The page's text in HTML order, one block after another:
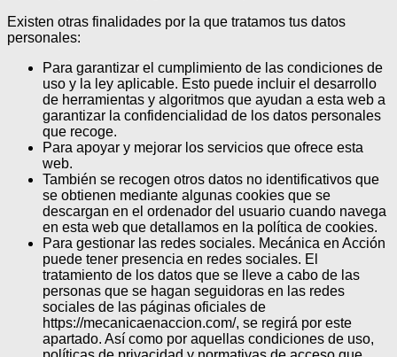
Existen otras finalidades por la que tratamos tus datos
personales:
Para garantizar el cumplimiento de las condiciones de
uso y la ley aplicable. Esto puede incluir el desarrollo
de herramientas y algoritmos que ayudan a esta web a
garantizar la confidencialidad de los datos personales
que recoge.
Para apoyar y mejorar los servicios que ofrece esta
web.
También se recogen otros datos no identificativos que
se obtienen mediante algunas cookies que se
descargan en el ordenador del usuario cuando navega
en esta web que detallamos en la política de cookies.
Para gestionar las redes sociales. Mecánica en Acción
puede tener presencia en redes sociales. El
tratamiento de los datos que se lleve a cabo de las
personas que se hagan seguidoras en las redes
sociales de las páginas oficiales de
https://mecanicaenaccion.com/, se regirá por este
apartado. Así como por aquellas condiciones de uso,